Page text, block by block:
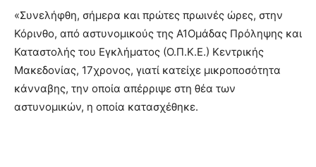
«Συνελήφθη, σήμερα και πρώτες πρωινές ώρες, στην
Κόρινθο, από αστυνομικούς της Α1Ομάδας Πρόληψης και
Καταστολής του Εγκλήματος (Ο.Π.Κ.Ε.) Κεντρικής
Μακεδονίας, 17χρονος, γιατί κατείχε μικροποσότητα
κάνναβης, την οποία απέρριψε στη θέα των
αστυνομικών, η οποία κατασχέθηκε.